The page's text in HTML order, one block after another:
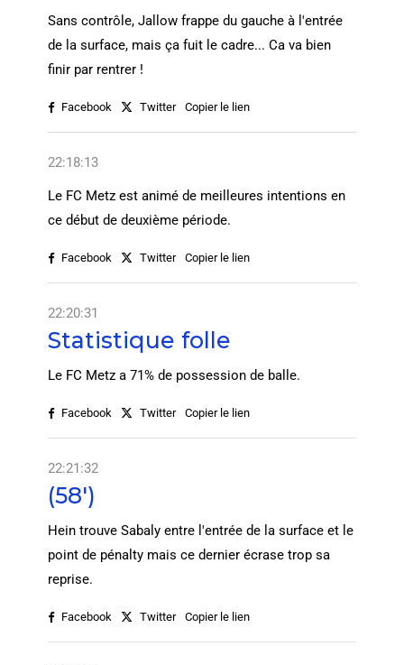
Sans contrôle, Jallow frappe du gauche à l'entrée
de la surface, mais ça fuit le cadre... Ca va bien
finir par rentrer !
Facebook Twitter Copier le lien
22:18:13
Le FC Metz est animé de meilleures intentions en
ce début de deuxième période.
Facebook Twitter Copier le lien
22:20:31
Statistique folle
Le FC Metz a 71% de possession de balle.
Facebook Twitter Copier le lien
22:21:32
(58')
Hein trouve Sabaly entre l'entrée de la surface et le
point de pénalty mais ce dernier écrase trop sa
reprise.
Facebook Twitter Copier le lien